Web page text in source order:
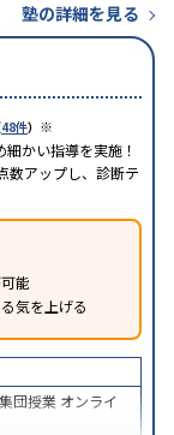
塾の詳細を見る
48件） ※
かい指導を実施！
数アップし、診断テ
能
気を上げる
集団授業 オンライ